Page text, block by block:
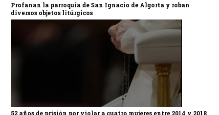
Profanan la parroquia de San Ignacio de Algorta y roban
diversos objetos litúrgicos
52 años de prisión por violar a cuatro mujeres entre 2014 y 2018